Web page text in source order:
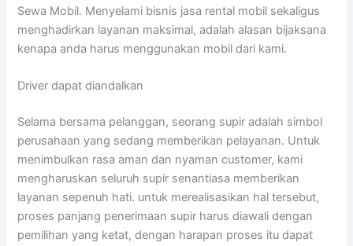
Sewa Mobil. Menyelami bisnis jasa rental mobil sekaligus
menghadirkan layanan maksimal, adalah alasan bijaksana
kenapa anda harus menggunakan mobil dari kami.
Driver dapat diandalkan
Selama bersama pelanggan, seorang supir adalah simbol
perusahaan yang sedang memberikan pelayanan. Untuk
menimbulkan rasa aman dan nyaman customer, kami
mengharuskan seluruh supir senantiasa memberikan
layanan sepenuh hati. untuk merealisasikan hal tersebut,
proses panjang penerimaan supir harus diawali dengan
pemilihan yang ketat, dengan harapan proses itu dapat